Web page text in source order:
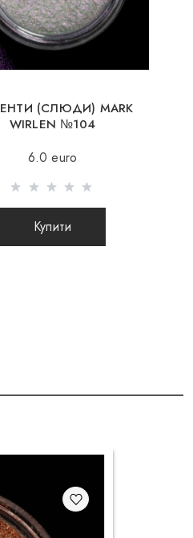
Латвія, Угорщина, Італія,
на суму від 80Є
не відправляються)
рази на тиждень. Після
(СЛЮДИ) MARK
WIRLEN №104
6.0 euro
Купити